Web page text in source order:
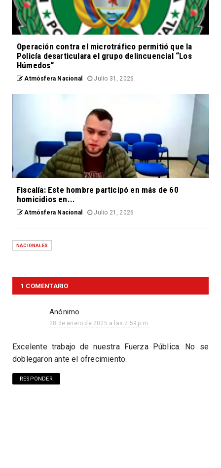
Operación contra el microtráfico permitió que la
Policía desarticulara el grupo delincuencial “Los
Húmedos“
Atmósfera Nacional Julio 31, 2026
Fiscalía: Este hombre participó en más de 60
homicidios en...
Atmósfera Nacional Julio 21, 2026
NACIONALES
1 COMENTARIO
Anónimo
28 de enero de 2025 a las 7:59 p.m.
Excelente trabajo de nuestra Fuerza Pública. No se
doblegaron ante el ofrecimiento.
RESPONDER